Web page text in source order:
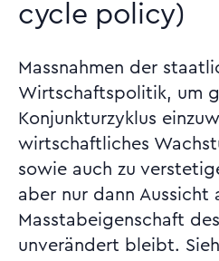
cycle policy)
Massnahmen der
Wirtschaftspolitik, um
Konjunkturzyklus
wirtschaftliches
sowie auch zu
aber nur dann Aussicht
Masstabeigenschaft
unverändert bleibt.